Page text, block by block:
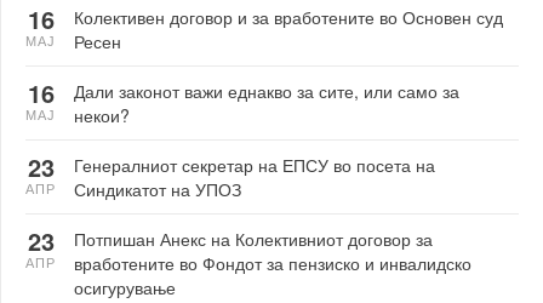
Колективен договор и за вработените во Основен суд
Ресен
16
МАЈ
Дали законот важи еднакво за сите, или само за
некои?
16
МАЈ
Генералниот секретар на ЕПСУ во посета на
Синдикатот на УПОЗ
23
АПР
Потпишан Анекс на Колективниот договор за
вработените во Фондот за пензиско и инвалидско
осигурување
23
АПР